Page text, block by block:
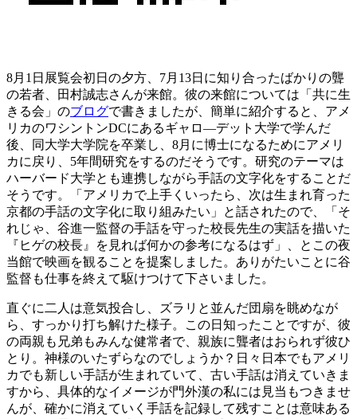
8月1日展覧会初日の夕方、7月13日に知り合ったばかりの聾
の若者、田村誠志さんが来館。彼の来館については「共に生
きる会」のブログで書きましたが、簡単に紹介すると、アメ
リカのワシントンDCにあるギャロ―デット大学で学んだ
後、同大学大学院を卒業し、8月に博士になるためにアメリ
カに戻り、5年間研究をするのだそうです。研究のテーマは
ハーバード大学とも連携しながら手話の文字化をすることだ
そうです。「アメリカで上手くいったら、次は生まれ育った
京都の手話の文字化に取り組みたい」と話されたので、「そ
れじゃ、谷進一監督の手話を守った校長先生の実話を描いた
『ヒゲの校長』を見れば何かの参考になるはず」、とこの夜
当館で映画を観ることを提案しました。ありがたいことに谷
監督も仕事を終えて駆けつけて下さいました。
直ぐに二人は意気投合し、ズラリと並んだ団扇を眺めなが
ら、すっかり打ち解けた様子。この日知ったことですが、彼
の両親も兄弟もみんな健常者で、親族に聾者はおられず彼ひ
とり。神様のいたずらなのでしょうか？日々日本でもアメリ
カでも新しい手話が生まれていて、古い手話は消えていきま
すから、具体的なイメージが門外漢の私には見当もつきませ
んが、確かに消えていく手話を記録して残すことは意味ある